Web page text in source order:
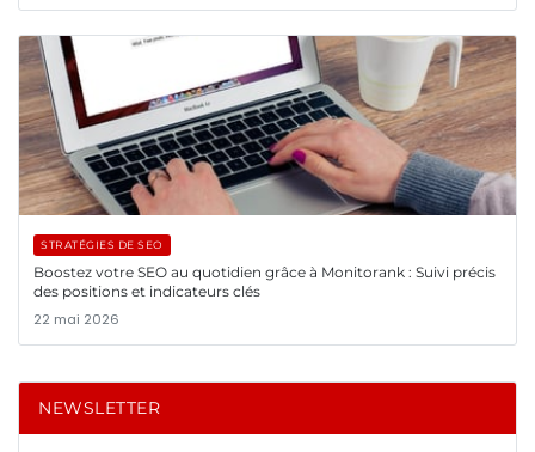
STRATÉGIES DE SEO
Boostez votre SEO au quotidien grâce à Monitorank : Suivi précis
des positions et indicateurs clés
22 mai 2026
NEWSLETTER